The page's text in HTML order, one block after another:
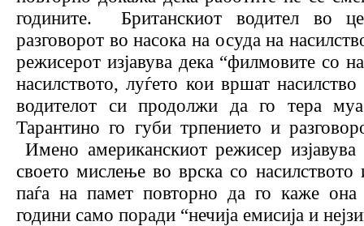
годините. Британскиот водител во
разговорот во насока на осуда на
режисерот изјавува дека “филмовите со
насилството, луѓето кои вршат
водителот си продолжи да го тера
Тарантино го губи трпението и
Имено американскиот режисер
своето мислење во врска со
паѓа на памет повторно да го каже
години само поради “нечија емисија и